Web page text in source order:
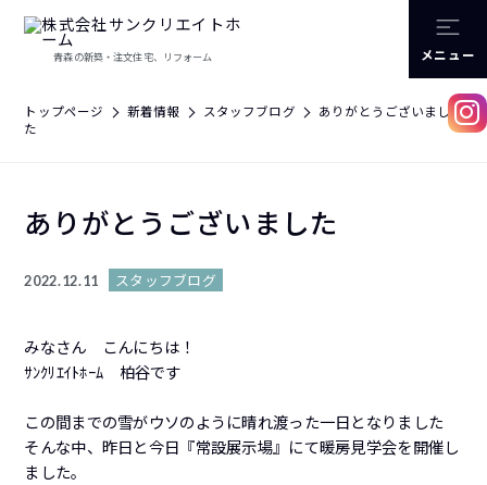
青森の新築・注文住宅、リフォーム メニュー
トップページ 新着情報 スタッフブログ
ありがとうございまし
た
ありがとうございました
2022.12.11 スタッフブログ
みなさん こんにちは！
ｻﾝｸﾘｴｲﾄﾎｰﾑ 柏谷です
この間までの雪がウソのように晴れ渡った一日となりました
そんな中、昨日と今日『常設展示場』にて暖房見学会を開催し
ました。